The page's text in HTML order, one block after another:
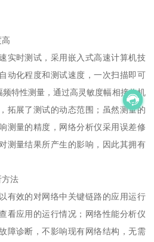
实时测试，采用嵌入式高速计算机技
动化程度和测试速度，一次扫描即可
频特性测量，通过高灵敏度幅相接收机
拓展了测试的动态范围；虽然测量的
测量的精度，网络分析仪采用误差修
测量结果所产生的影响，因此其拥有
方法
有效的对网络中关键链路的应用运行
看应用的运行情况；网络性能分析仪
障诊断，不影响现有网络结构，无需